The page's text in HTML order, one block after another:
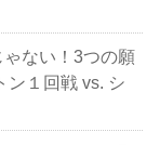
ゃない！3つの願
ン１回戦 vs. シ